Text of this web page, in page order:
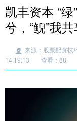
凯丰资本 “
兮，“鲵”我
来源：股票配资技
14:19:13
查看：88